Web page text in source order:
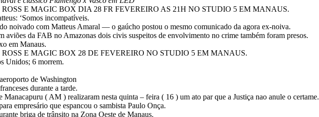
E MAGIC BOX DIA 28 FR FEVEREIRO AS 21H NO STUDIO 5 EM MANAUS.
‘Somos incompatíveis.
noivado com Matteus Amaral — o gaúcho postou o mesmo comunicado da agora ex-noiva.
aviões da FAB no Amazonas dois civis suspeitos de envolvimento no crime também foram presos.
em Manaus.
E MAGIC BOX 28 DE FEVEREIRO NO STUDIO 5 EM MANAUS.
Unidos; 6 morrem.
de Washington
durante a tarde.
( AM ) realizaram nesta quinta – feira ( 16 ) um ato par que a Justiça nao anule o certame.
empresário que espancou o sambista Paulo Onça.
briga de trânsito na Zona Oeste de Manaus.